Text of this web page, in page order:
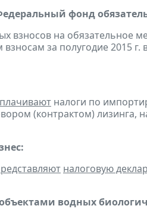
фонд
взносов на обязательное
за полугодие 2015 г.
налоги по
(контрактом) лизинга,
налоговую
водных